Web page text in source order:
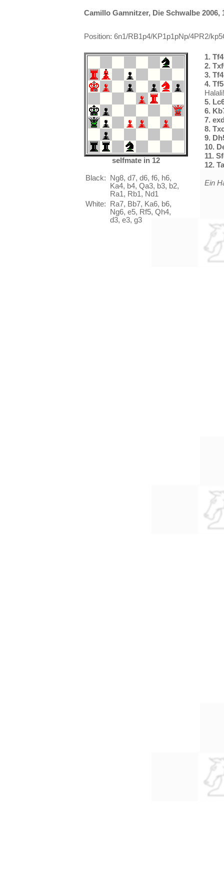
Camillo Gamnitzer, Die Schwalbe 2006,
Position: 6n1/RB1p4/KP1p1pNp/4PR2/
selfmate in 12
Black:
Ng8, d7, d6, f6, h6,
Ka4, b4, Qa3, b3, b2,
Ra1, Rb1, Nd1
White:
Ra7, Bb7, Ka6, b6,
Ng6, e5, Rf5, Qh4,
d3, e3, g3
1.
2.
3.
4.
Halali!
5.
6.
7.
8.
9.
10.
11.
12.
Ein